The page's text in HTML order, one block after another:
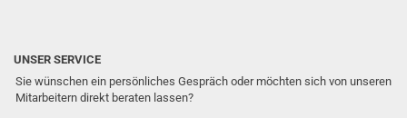
UNSER SERVICE
Sie wünschen ein persönliches Gespräch oder möchten sich von unseren
Mitarbeitern direkt beraten lassen?